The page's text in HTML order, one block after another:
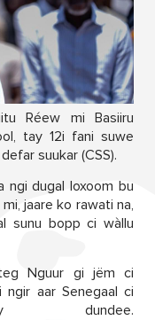
Réew mi Basiiru
tay 12i fani suwe
suukar (CSS).
dugal loxoom bu
jaare ko rawati na,
sunu bopp ci wàllu
Nguur gi jëm ci
aar Senegaal ci